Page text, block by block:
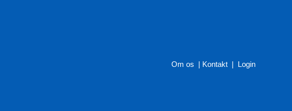
Om os | Kontakt | Login